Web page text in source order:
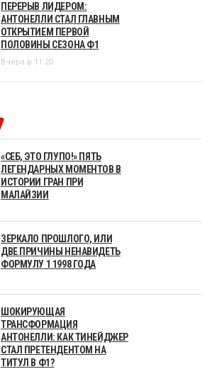
ПЕРЕРЫВ ЛИДЕРОМ:
АНТОНЕЛЛИ СТАЛ ГЛАВНЫМ
ОТКРЫТИЕМ ПЕРВОЙ
ПОЛОВИНЫ СЕЗОНА Ф1
Вчера в 11:20
«СЕБ, ЭТО ГЛУПО!» ПЯТЬ
ЛЕГЕНДАРНЫХ МОМЕНТОВ В
ИСТОРИИ ГРАН ПРИ
МАЛАЙЗИИ
ЗЕРКАЛО ПРОШЛОГО, ИЛИ
ДВЕ ПРИЧИНЫ НЕНАВИДЕТЬ
ФОРМУЛУ 1 1998 ГОДА
ШОКИРУЮЩАЯ
ТРАНСФОРМАЦИЯ
АНТОНЕЛЛИ: КАК ТИНЕЙДЖЕР
СТАЛ ПРЕТЕНДЕНТОМ НА
ТИТУЛ В Ф1?